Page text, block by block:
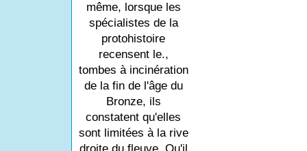
même, lorsque les
spécialistes de la
protohistoire
recensent le.,
tombes à incinération
de la fin de l'âge du
Bronze, ils
constatent qu'elles
sont limitées à la rive